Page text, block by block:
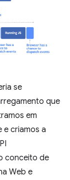
se
que
em
e criamos a
conceito de
Web e